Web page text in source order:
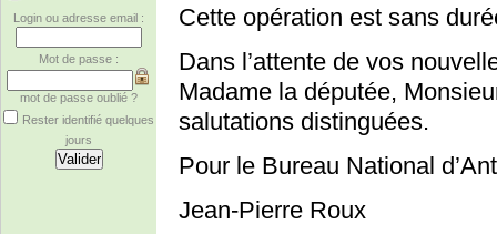
Login ou adresse email :
Mot de passe :
mot de passe oublié ?
Rester identifié quelques
jours
Cette opération est sans
Dans l’attente de vos
Madame la députée,
salutations distinguées.
Pour le Bureau National
Jean-Pierre Roux